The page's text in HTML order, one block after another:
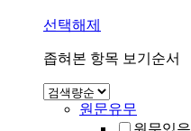
선택해제
좁혀본 항목 보기순서
원문유무